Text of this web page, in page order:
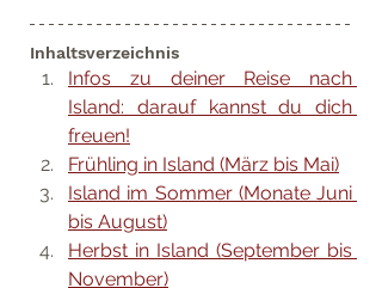
Inhaltsverzeichnis
Infos zu deiner Reise nach
Island: darauf kannst du dich
freuen!
Frühling in Island (März bis Mai)
Island im Sommer (Monate Juni
bis August)
Herbst in Island (September bis
November)